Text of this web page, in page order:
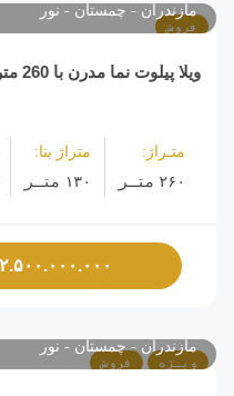
فروش
مازندران چمستان نور
ویلا پیلوت نما مدرن با 260 متر زمین و 130 متر بنا دو خوابه
متـراژ:
۲۶۰ متـر
متراژ بنا:
۱۳۰ متـر
۲.۵۰۰.۰۰۰.۰۰۰
ویـژه فروش
مازندران چمستان نور